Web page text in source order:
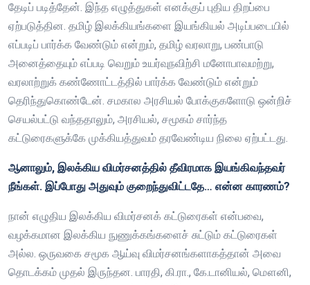
தேடிப் படித்தேன். இந்த எழுத்துகள் எனக்குப் புதிய திறப்பை
ஏற்படுத்தின. தமிழ் இலக்கியங்களை இயங்கியல் அடிப்படையில்
எப்படிப் பார்க்க வேண்டும் என்றும், தமிழ் வரலாறு, பண்பாடு
அனைத்தையும் எப்படி வெறும் உயர்வுநவிற்சி மனோபாவமற்று,
வரலாற்றுக் கண்ணோட்டத்தில் பார்க்க வேண்டும் என்றும்
தெரிந்துகொண்டேன். சமகால அரசியல் போக்குகளோடு ஒன்றிச்
செயல்பட்டு வந்ததாலும், அரசியல், சமூகம் சார்ந்த
கட்டுரைகளுக்கே முக்கியத்துவம் தரவேண்டிய நிலை ஏற்பட்டது.
ஆனாலும், இலக்கிய விமர்சனத்தில் தீவிரமாக இயங்கிவந்தவர்
நீங்கள். இப்போது அதுவும் குறைந்துவிட்டதே… என்ன காரணம்?
நான் எழுதிய இலக்கிய விமர்சனக் கட்டுரைகள் என்பவை,
வழக்கமான இலக்கிய நுணுக்கங்களைச் சுட்டும் கட்டுரைகள்
அல்ல. ஒருவகை சமூக ஆய்வு விமர்சனங்களாகத்தான் அவை
தொடக்கம் முதல் இருந்தன. பாரதி, கி.ரா., கே.டானியல், மௌனி,